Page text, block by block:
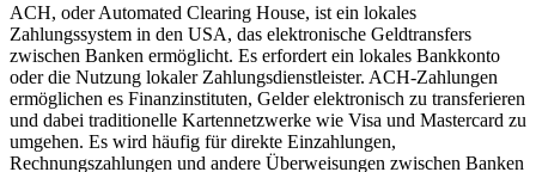
ACH, oder Automated Clearing House, ist ein lokales
Zahlungssystem in den USA, das elektronische Geldtransfers
zwischen Banken ermöglicht. Es erfordert ein lokales Bankkonto
oder die Nutzung lokaler Zahlungsdienstleister. ACH-Zahlungen
ermöglichen es Finanzinstituten, Gelder elektronisch zu transferieren
und dabei traditionelle Kartennetzwerke wie Visa und Mastercard zu
umgehen. Es wird häufig für direkte Einzahlungen,
Rechnungszahlungen und andere Überweisungen zwischen Banken